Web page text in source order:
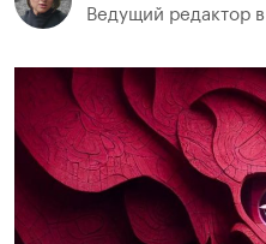
Ведущий редактор